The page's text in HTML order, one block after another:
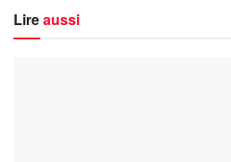
Lireaussi